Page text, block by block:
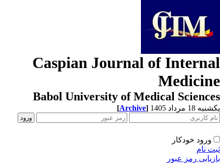
Caspian Journal of
Babol University of Medical
18 مرداد 1405 [Archive]
ورود خودکار
نام
رمز عبور